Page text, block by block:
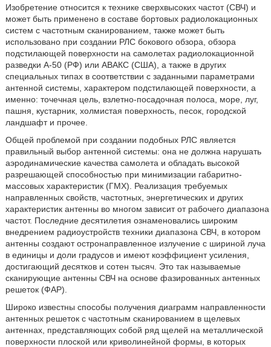
Изобретение относится к технике сверхвысоких частот (СВЧ) и
может быть применено в составе бортовых радиолокационных
систем с частотным сканированием, также может быть
использовано при создании РЛС бокового обзора, обзора
подстилающей поверхности на самолетах радиолокационной
разведки А-50 (РФ) или АВАКС (США), а также в других
специальных типах в соответствии с заданными параметрами
антенной системы, характером подстилающей поверхности, а
именно: точечная цель, взлетно-посадочная полоса, море, луг,
пашня, кустарник, холмистая поверхность, песок, городской
ландшафт и прочее.
Общей проблемой при создании подобных РЛС является
правильный выбор антенной системы: она не должна нарушать
аэродинамические качества самолета и обладать высокой
разрешающей способностью при минимизации габаритно-
массовых характеристик (ГМХ). Реализация требуемых
направленных свойств, частотных, энергетических и других
характеристик антенны во многом зависит от рабочего диапазона
частот. Последние десятилетия ознаменовались широким
внедрением радиоустройств техники диапазона СВЧ, в котором
антенны создают остронаправленное излучение с шириной луча
в единицы и доли градусов и имеют коэффициент усиления,
достигающий десятков и сотен тысяч. Это так называемые
сканирующие антенны СВЧ на основе фазированных антенных
решеток (ФАР).
Широко известны способы получения диаграмм направленности
антенных решеток с частотным сканированием в щелевых
антеннах, представляющих собой ряд щелей на металлической
поверхности плоской или криволинейной формы, в которых